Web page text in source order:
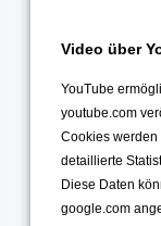
August 2022
Juli 2022
Juni 2022
Mai 2022
April 2022
Video über
YouTube
youtube.com
Cookies werden
detaillierte
Diese Daten
google.com